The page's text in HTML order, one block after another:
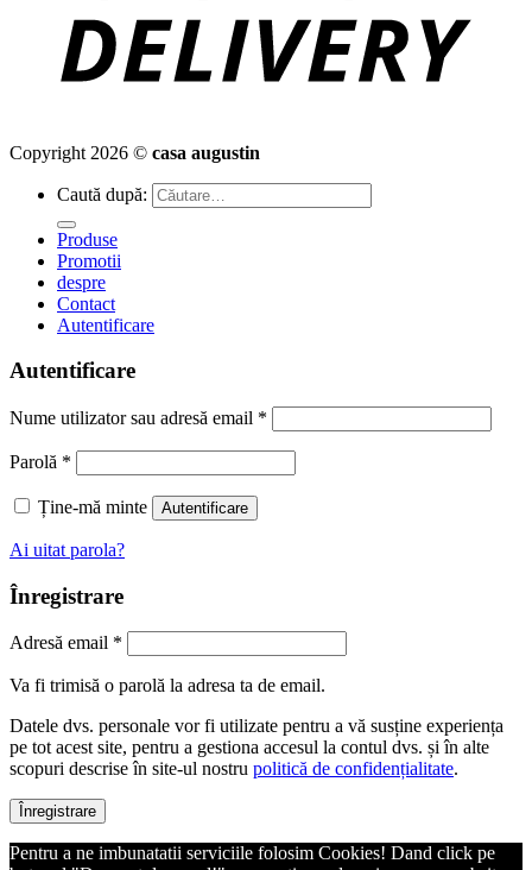
Copyright 2026 © casa augustin
Caută după:
Produse
Promotii
despre
Contact
Autentificare
Autentificare
Nume utilizator sau adresă email *
Parolă *
Ține-mă minte Autentificare
Ai uitat parola?
Înregistrare
Adresă email *
Va fi trimisă o parolă la adresa ta de email.
Datele dvs. personale vor fi utilizate pentru a vă susține experiența
pe tot acest site, pentru a gestiona accesul la contul dvs. și în alte
scopuri descrise în site-ul nostru politică de confidențialitate.
Înregistrare
Pentru a ne imbunatatii serviciile folosim Cookies! Dand click pe